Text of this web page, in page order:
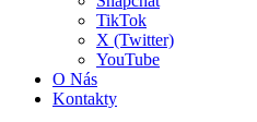
TikTok
X (Twitter)
YouTube
O Nás
Kontakty